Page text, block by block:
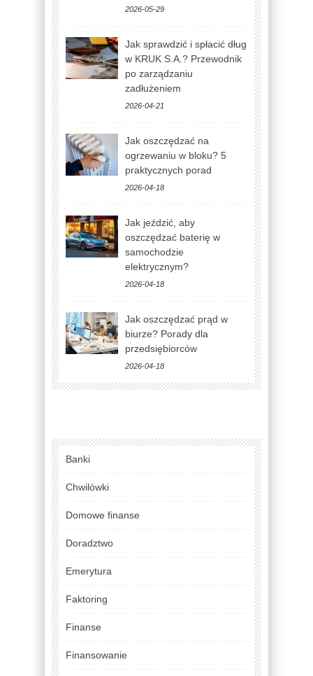
2026-05-29
Jak sprawdzić i spłacić dług
w KRUK S.A.? Przewodnik
po zarządzaniu
zadłużeniem
2026-04-21
Jak oszczędzać na
ogrzewaniu w bloku? 5
praktycznych porad
2026-04-18
Jak jeździć, aby
oszczędzać baterię w
samochodzie
elektrycznym?
2026-04-18
Jak oszczędzać prąd w
biurze? Porady dla
przedsiębiorców
2026-04-18
Banki
Chwilówki
Domowe finanse
Doradztwo
Emerytura
Faktoring
Finanse
Finansowanie